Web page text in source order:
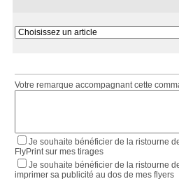
Votre remarque accompagnant cette
Je souhaite bénéficier de la ristourne
FlyPrint sur mes tirages
Je souhaite bénéficier de la ristourne
imprimer sa publicité au dos de mes flyers